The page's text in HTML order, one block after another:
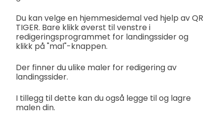
Du kan velge en hjemmesidemal ved hjelp av QR
TIGER. Bare klikk øverst til venstre i
redigeringsprogrammet for landingssider og
klikk på "mal"-knappen.
Der finner du ulike maler for redigering av
landingssider.
I tillegg til dette kan du også legge til og lagre
malen din.